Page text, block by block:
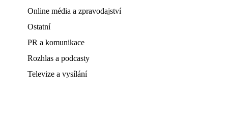
Online média a zpravodajství
Ostatní
PR a komunikace
Rozhlas a podcasty
Televize a vysílání